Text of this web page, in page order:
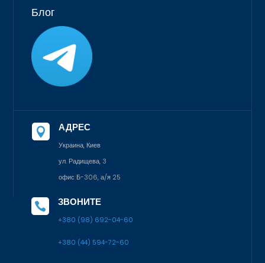
Блог
 АДРЕС
Украина, Киев
ул. Радищева, 3
офис Б-306, а/я 25
 ЗВОНИТЕ
+380 (98) 692-04-60
+380 (44) 594-72-60